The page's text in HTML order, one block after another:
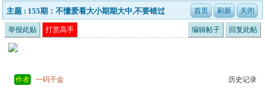
主题 : 155期：不懂爱看大小期期大中,不要错过
举报此贴 打赏高手 编辑帖子 回复此帖
作者 一码千金 历史记录